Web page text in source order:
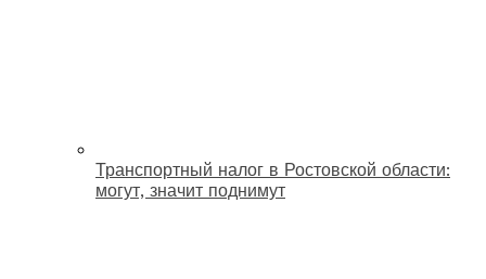
Транспортный налог в Ростовской области:
могут, значит поднимут